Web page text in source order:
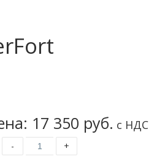
17 350 руб. с НДС
- +